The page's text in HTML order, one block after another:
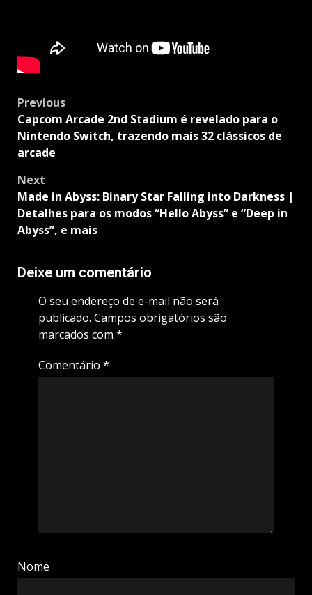
Post
navigation
Previous
Capcom Arcade 2nd Stadium é revelado para o
Nintendo Switch, trazendo mais 32 clássicos de
arcade
Next
Made in Abyss: Binary Star Falling into Darkness |
Detalhes para os modos “Hello Abyss” e “Deep in
Abyss”, e mais
Deixe um comentário
O seu endereço de e-mail não será
publicado. Campos obrigatórios são
marcados com *
Comentário *
Nome